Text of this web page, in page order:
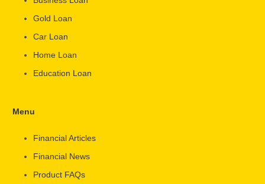
Gold Loan
Car Loan
Home Loan
Education Loan
Menu
Financial Articles
Financial News
Product FAQs